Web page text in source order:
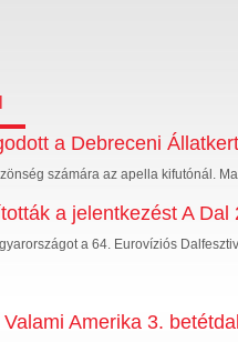
a Debreceni Állatkert
számára az apella kifutónál.
a jelentkezést A Dal
a 64. Eurovíziós
Amerika 3.